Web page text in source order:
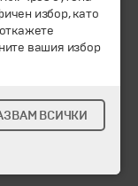
избор, като
вашия избор
ВСИЧКИ